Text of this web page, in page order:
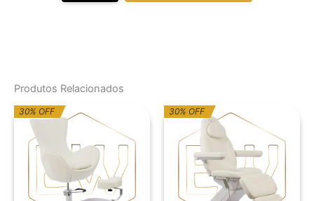
Produtos Relacionados
30% OFFO
preço
original
era:
928,56€.
O
preço
atual
649,99€.
30% OFF O
preço
original
1.685,84€.
O
preço
atual
1.180,09€.